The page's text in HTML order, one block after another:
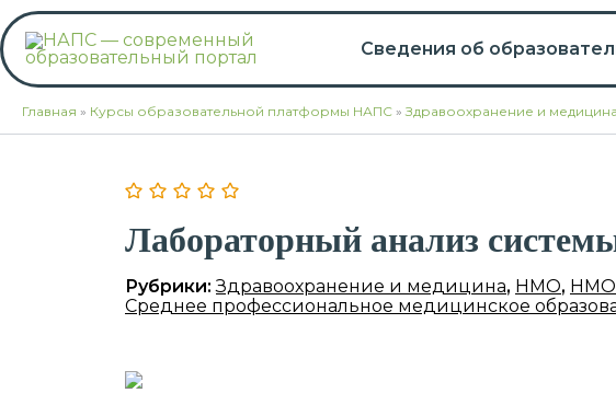
Перейти
к
содержимому
Сведения об
Главная » Курсы образовательной платформы НАПС »Здравоохранение и медицина
Лабораторный анализ
Рубрики:Здравоохранение и медицина, НМО,
Среднее профессиональное медицинское